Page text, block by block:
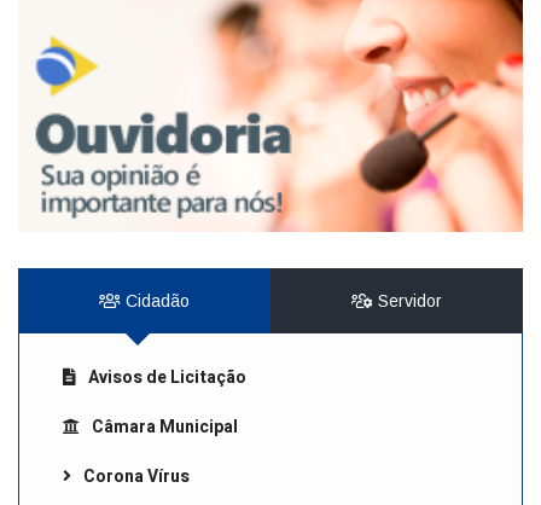
Cidadão Servidor
Avisos de Licitação
Câmara Municipal
Corona Vírus